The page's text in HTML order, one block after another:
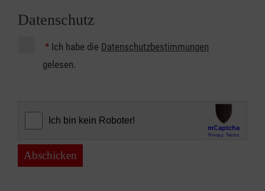
Datenschutz
* Ich habe die Datenschutzbestimmungen
gelesen.
Abschicken